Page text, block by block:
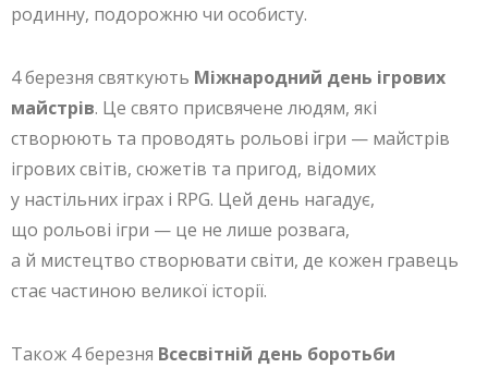
родинну, подорожню чи особисту.
4 березня святкують Міжнародний день ігрових
майстрів. Це свято присвячене людям, які
створюють та проводять рольові ігри — майстрів
ігрових світів, сюжетів та пригод, відомих
у настільних іграх і RPG. Цей день нагадує,
що рольові ігри — це не лише розвага,
а й мистецтво створювати світи, де кожен гравець
стає частиною великої історії.
Також 4 березня Всесвітній день боротьби